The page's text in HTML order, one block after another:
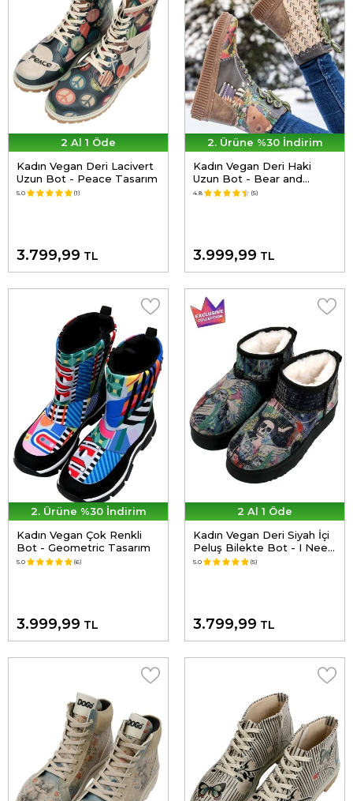
2 Al 1 Öde
Kadın Vegan Deri Lacivert
Uzun Bot - Peace Tasarım
5.0 (1)
3.799,99 TL
2. Ürüne %30 İndirim
Kadın Vegan Deri Haki
Uzun Bot - Bear and
Flowers Tasarım
4.8 (5)
3.999,99 TL
2. Ürüne %30 İndirim
Kadın Vegan Çok Renkli
Bot - Geometric Tasarım
5.0 (6)
3.999,99 TL
2 Al 1 Öde
Kadın Vegan Deri Siyah İçi
Peluş Bilekte Bot - I Need
Art Tasarım
5.0 (5)
3.799,99 TL